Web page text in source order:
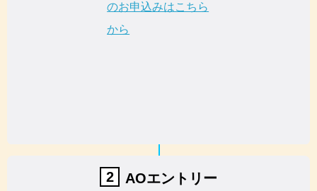
のお申込みはこちら
から
2 AOエントリー